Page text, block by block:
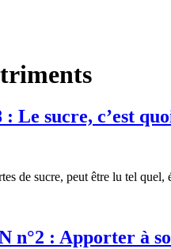
Le sucre, c’est
de sucre, peut être lu tel
: Apporter à